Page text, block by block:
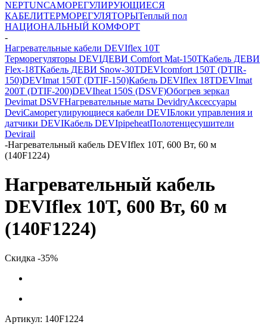
NEPTUNСАМОРЕГУЛИРУЮЩИЕСЯ
КАБЕЛИТЕРМОРЕГУЛЯТОРЫТеплый пол
НАЦИОНАЛЬНЫЙ КОМФОРТ
-
Нагревательные кабели DEVIflex 10T
Терморегуляторы DEVIДЕВИ Comfort Mat-150TКабель ДЕВИ
Flex-18TКабель ДЕВИ Snow-30TDEVIcomfort 150T (DTIR-
150)DEVImat 150T (DTIF-150)Кабель DEVIflex 18TDEVImat
200T (DTIF-200)DEVIheat 150S (DSVF)Обогрев зеркал
Devimat DSVFНагревательные маты DevidryАксессуары
DeviСаморегулирующиеся кабели DEVIБлоки управления и
датчики DEVIКабель DEVIpipeheatПолотенцесушители
Devirail
-Нагревательный кабель DEVIflex 10T, 600 Вт, 60 м
(140F1224)
Нагревательный кабель
DEVIflex 10T, 600 Вт, 60 м
(140F1224)
Скидка -35%
Артикул: 140F1224